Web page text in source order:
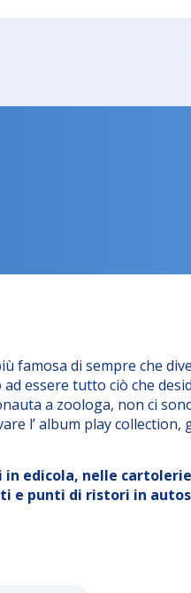
famosa di sempre che
essere tutto ciò che
a zoologa, non ci
l’ album play collection,
in edicola, nelle
e punti di ristori in